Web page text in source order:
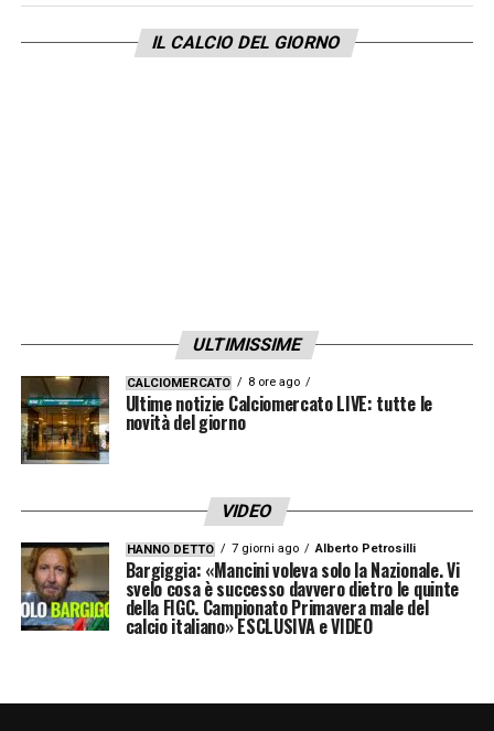
IL CALCIO DEL GIORNO
ULTIMISSIME
CALCIOMERCATO 8 ore ago
Ultime notizie Calciomercato LIVE: tutte le
novità del giorno
VIDEO
HANNO DETTO 7 giorni ago Alberto Petrosilli
Bargiggia: «Mancini voleva solo la Nazionale. Vi
svelo cosa è successo davvero dietro le quinte
della FIGC. Campionato Primavera male del
calcio italiano» ESCLUSIVA e VIDEO